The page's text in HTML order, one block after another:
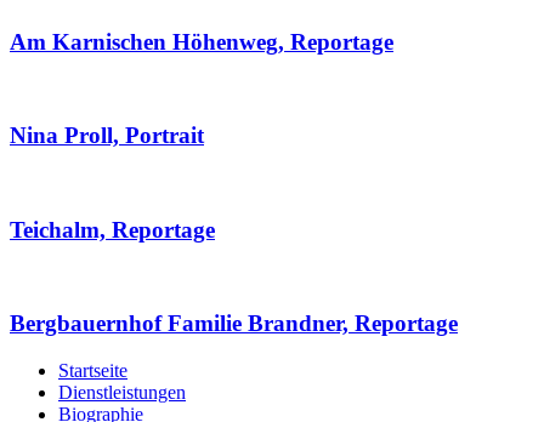
Am Karnischen Höhenweg, Reportage
Nina Proll, Portrait
Teichalm, Reportage
Bergbauernhof Familie Brandner, Reportage
Startseite
Dienstleistungen
Biographie